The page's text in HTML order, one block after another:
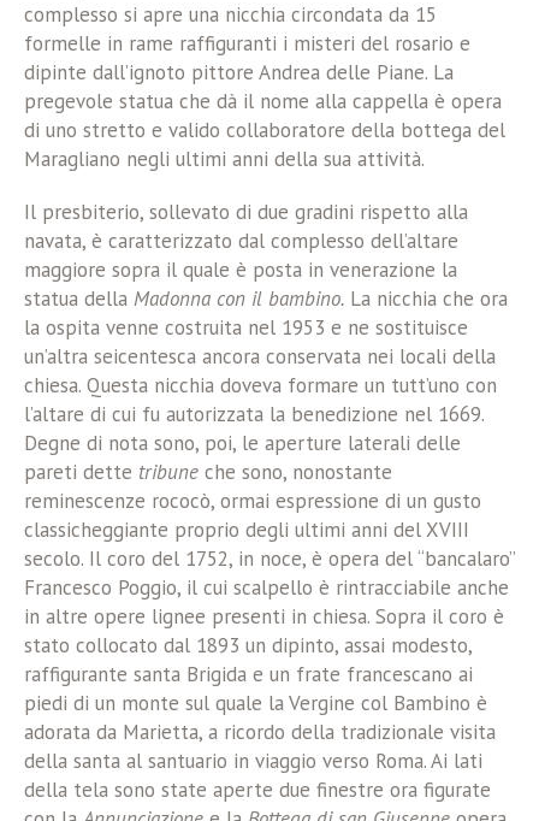
complesso si apre una nicchia circondata da 15
formelle in rame raffiguranti i misteri del rosario e
dipinte dall’ignoto pittore Andrea delle Piane. La
pregevole statua che dà il nome alla cappella è opera
di uno stretto e valido collaboratore della bottega del
Maragliano negli ultimi anni della sua attività.
Il presbiterio, sollevato di due gradini rispetto alla
navata, è caratterizzato dal complesso dell’altare
maggiore sopra il quale è posta in venerazione la
statua della Madonna con il bambino. La nicchia che ora
la ospita venne costruita nel 1953 e ne sostituisce
un’altra seicentesca ancora conservata nei locali della
chiesa. Questa nicchia doveva formare un tutt’uno con
l’altare di cui fu autorizzata la benedizione nel 1669.
Degne di nota sono, poi, le aperture laterali delle
pareti dette tribune che sono, nonostante
reminescenze rococò, ormai espressione di un gusto
classicheggiante proprio degli ultimi anni del XVIII
secolo. Il coro del 1752, in noce, è opera del “bancalaro”
Francesco Poggio, il cui scalpello è rintracciabile anche
in altre opere lignee presenti in chiesa. Sopra il coro è
stato collocato dal 1893 un dipinto, assai modesto,
raffigurante santa Brigida e un frate francescano ai
piedi di un monte sul quale la Vergine col Bambino è
adorata da Marietta, a ricordo della tradizionale visita
della santa al santuario in viaggio verso Roma. Ai lati
della tela sono state aperte due finestre ora figurate